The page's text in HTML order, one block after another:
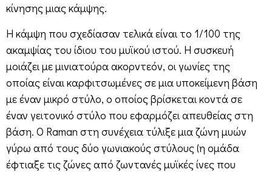
κίνησης μιας κάμψης.
Η κάμψη που σχεδίασαν τελικά είναι το 1/100 της
ακαμψίας του ίδιου του μυϊκού ιστού. Η συσκευή
μοιάζει με μινιατούρα ακορντεόν, οι γωνίες της
οποίας είναι καρφιτσωμένες σε μια υποκείμενη βάση
με έναν μικρό στύλο, ο οποίος βρίσκεται κοντά σε
έναν γειτονικό στύλο που εφαρμόζει απευθείας στη
βάση. Ο Raman στη συνέχεια τύλιξε μια ζώνη μυών
γύρω από τους δύο γωνιακούς στύλους (η ομάδα
έφτιαξε τις ζώνες από ζωντανές μυϊκές ίνες που